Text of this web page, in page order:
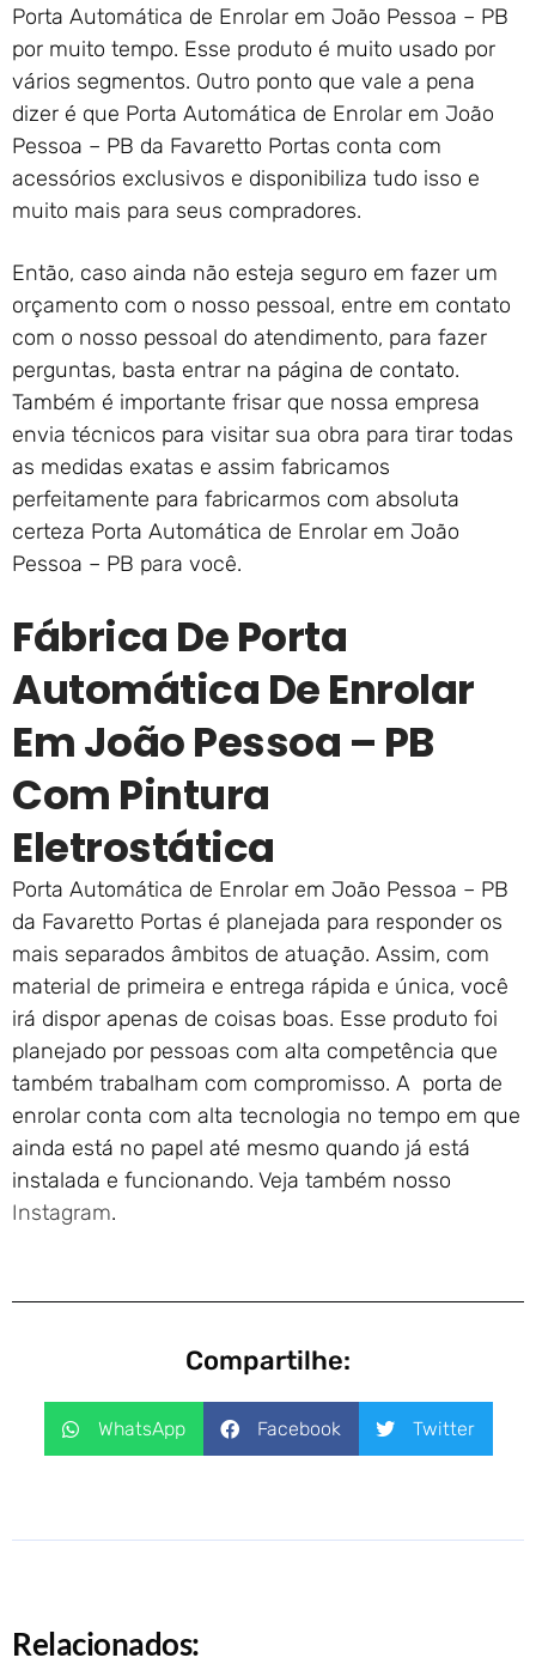
Porta Automática de Enrolar em João Pessoa – PB
por muito tempo. Esse produto é muito usado por
vários segmentos. Outro ponto que vale a pena
dizer é que Porta Automática de Enrolar em João
Pessoa – PB da Favaretto Portas conta com
acessórios exclusivos e disponibiliza tudo isso e
muito mais para seus compradores.
Então, caso ainda não esteja seguro em fazer um
orçamento com o nosso pessoal, entre em contato
com o nosso pessoal do atendimento, para fazer
perguntas, basta entrar na página de contato.
Também é importante frisar que nossa empresa
envia técnicos para visitar sua obra para tirar todas
as medidas exatas e assim fabricamos
perfeitamente para fabricarmos com absoluta
certeza Porta Automática de Enrolar em João
Pessoa – PB para você.
Fábrica De Porta
Automática De Enrolar
Em João Pessoa – PB
Com Pintura
Eletrostática
Porta Automática de Enrolar em João Pessoa – PB
da Favaretto Portas é planejada para responder os
mais separados âmbitos de atuação. Assim, com
material de primeira e entrega rápida e única, você
irá dispor apenas de coisas boas. Esse produto foi
planejado por pessoas com alta competência que
também trabalham com compromisso. A porta de
enrolar conta com alta tecnologia no tempo em que
ainda está no papel até mesmo quando já está
instalada e funcionando. Veja também nosso
Instagram.
Compartilhe:
WhatsApp Facebook Twitter
Relacionados: